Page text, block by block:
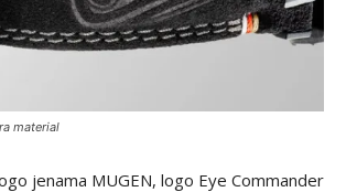
material
jenama MUGEN, logo Eye Commander